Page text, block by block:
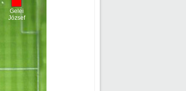
Gelei
József